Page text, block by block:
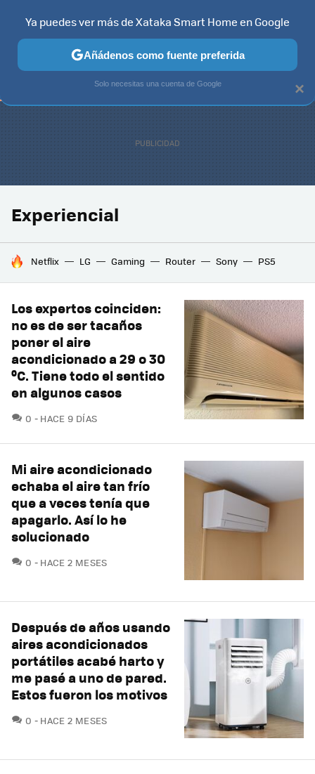
TELEVISORES CONTENIDOS SMART TV SELECCIÓN
Experiencial
HOY SE HABLA DE
Netflix LG Gaming Router Sony PS5
Los expertos coinciden:
no es de ser tacaños
poner el aire
acondicionado a 29 o 30
ºC. Tiene todo el sentido
en algunos casos
0 COMENTARIOS
HACE 9 DÍAS
Mi aire acondicionado
echaba el aire tan frío
que a veces tenía que
apagarlo. Así lo he
solucionado
0 COMENTARIOS
HACE 2 MESES
Después de años usando
aires acondicionados
portátiles acabé harto y
me pasé a uno de pared.
Estos fueron los motivos
0 COMENTARIOS
HACE 2 MESES
×
Ya puedes ver más de Xataka Smart Home en Google
Añádenos como fuente preferida
Solo necesitas una cuenta de Google